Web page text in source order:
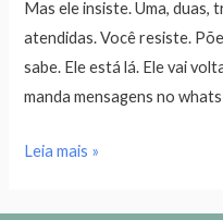
Mas ele insiste. Uma, duas,
atendidas. Você resiste.
sabe. Ele está lá. Ele vai
manda mensagens no
Leia mais »